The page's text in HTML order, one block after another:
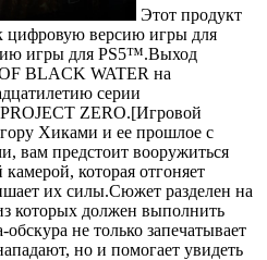
Этот продукт
цифровую версию игры для
игры для PS5™.Выход
BLACK WATER на
серии
ZERO.[Игровой
Хиками и ее прошлое с
вам предстоит вооружиться
которая отгоняет
их силы.Сюжет разделен на
которых должен выполнить
не только запечатывает
но и помогает увидеть